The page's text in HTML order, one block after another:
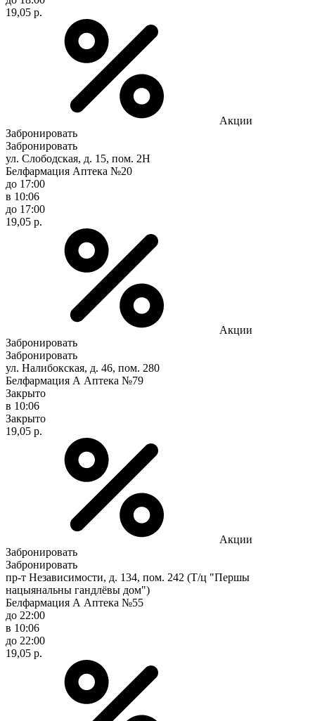
19,05 р.
Акции
Забронировать
Забронировать
ул. Слободская, д. 15, пом. 2Н
Белфармация Аптека №20
до 17:00
в 10:06
до 17:00
19,05 р.
Акции
Забронировать
Забронировать
ул. Налибокская, д. 46, пом. 280
Белфармация А Аптека №79
Закрыто
в 10:06
Закрыто
19,05 р.
Акции
Забронировать
Забронировать
пр-т Независимости, д. 134, пом. 242 (Т/ц "Першы
нацыянальны гандлёвы дом")
Белфармация А Аптека №55
до 22:00
в 10:06
до 22:00
19,05 р.